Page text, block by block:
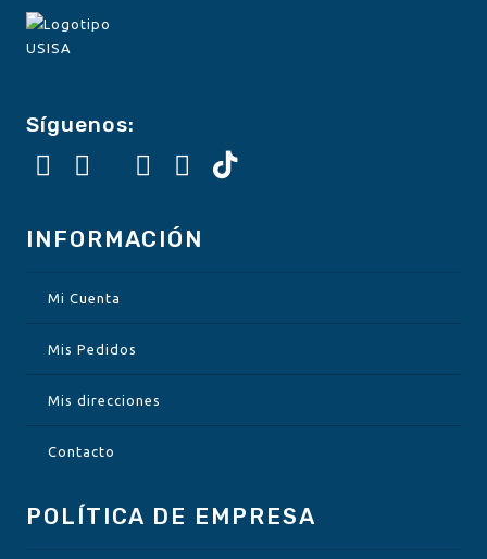
Síguenos:
INFORMACIÓN
Mi Cuenta
Mis Pedidos
Mis direcciones
Contacto
POLÍTICA DE EMPRESA